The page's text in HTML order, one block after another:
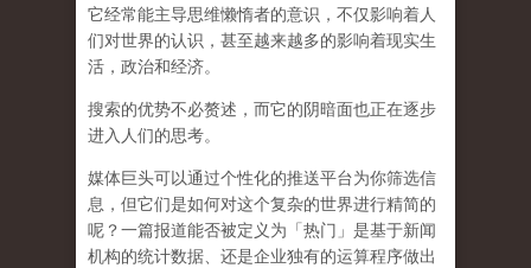
它经常能主导思维懒惰者的意识，不仅影响着人
们对世界的认识， 甚至越来越多的影响着现实生
活，政治和经济。
搜索的优势不必赘述，而它的阴暗面也正在逐步
进入人们的思考。
媒体巨头可以通过个性化的推送平台为你筛选信
息，但它们是如何对这个复杂的世界进行精简的
呢？一篇报道能否被定义为「热门」是基于新闻
机构的统计数据、还是企业独有的运算程序做出